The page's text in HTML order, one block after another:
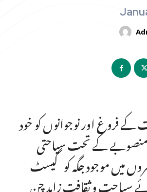
کے فروغ اور نوجوانوں کو خود
منصوبے کے تحت سیاحتی
میں موجود جگہ کو گیسٹ
سیاحت و ثقافت زاہد چن